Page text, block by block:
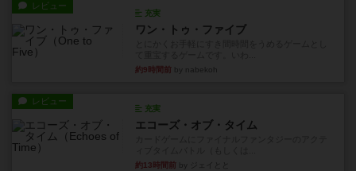
レビュー
充実
ワン・トゥ・ファイブ
約9時間前 by nabekoh
レビュー
充実
エコーズ・オブ・タイム
約13時間前 by ジェイとと